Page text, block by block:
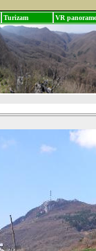
Turizam VR panorame